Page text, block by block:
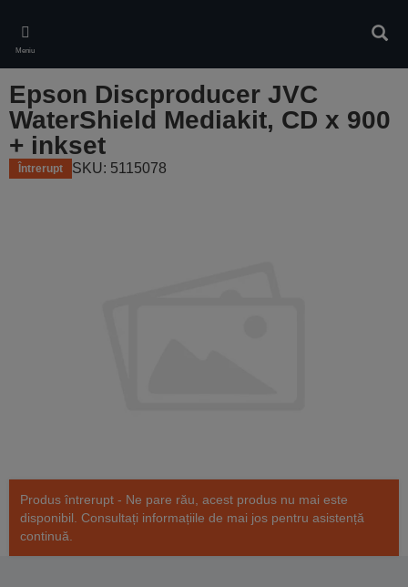
main
content
Meniu
Epson Discproducer JVC
WaterShield Mediakit, CD x 900
+ inkset
Întrerupt SKU: 5115078
Produs întrerupt - Ne pare rău, acest produs nu mai este
disponibil. Consultați informațiile de mai jos pentru asistență
continuă.